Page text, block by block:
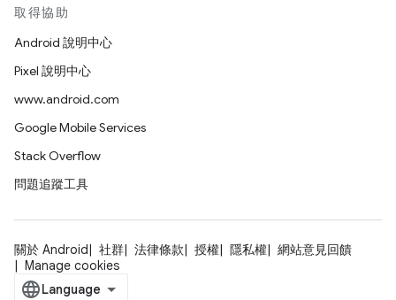
取得協助
Android 說明中心
Pixel 說明中心
www.android.com
Google Mobile Services
Stack Overflow
問題追蹤工具
關於 Android 社群 法律條款 授權 隱私權
網站意見回饋
Manage cookies